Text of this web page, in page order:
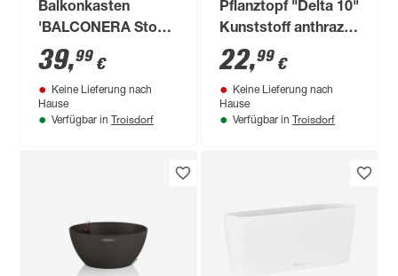
Balkonkasten
'BALCONERA Stone
50' Kunststoff
steingrau 50 x 19 x
19 cm
39,99 €
Keine Lieferung nach
Hause
Verfügbar in Troisdorf
Pflanztopf "Delta 10"
Kunststoff anthrazit
30 x 13 x 11 cm
22,99 €
Keine Lieferung nach
Hause
Verfügbar in Troisdorf